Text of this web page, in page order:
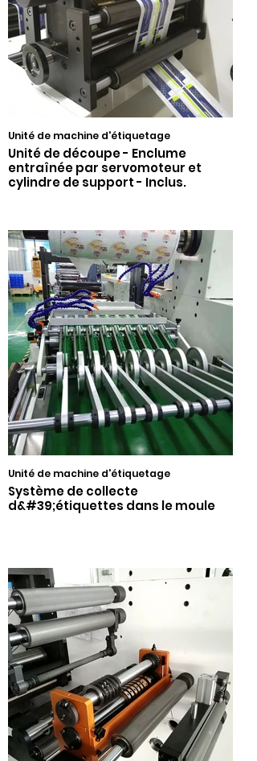
Unité de machine d'étiquetage
Unité de découpe - Enclume
entraînée par servomoteur et
cylindre de support - Inclus.
Unité de machine d'étiquetage
Système de collecte
d&#39;étiquettes dans le moule